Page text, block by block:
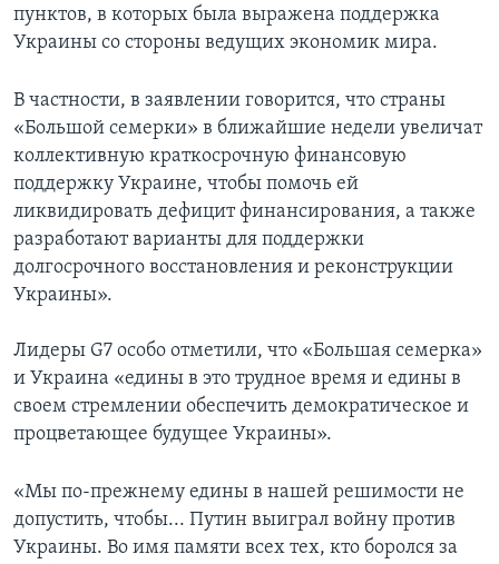
пунктов, в которых была выражена поддержка
Украины со стороны ведущих экономик мира.
В частности, в заявлении говорится, что страны
«Большой семерки» в ближайшие недели увеличат
коллективную краткосрочную финансовую
поддержку Украине, чтобы помочь ей
ликвидировать дефицит финансирования, а также
разработают варианты для поддержки
долгосрочного восстановления и реконструкции
Украины».
Лидеры G7 особо отметили, что «Большая семерка»
и Украина «едины в это трудное время и едины в
своем стремлении обеспечить демократическое и
процветающее будущее Украины».
«Мы по-прежнему едины в нашей решимости не
допустить, чтобы... Путин выиграл войну против
Украины. Во имя памяти всех тех, кто боролся за